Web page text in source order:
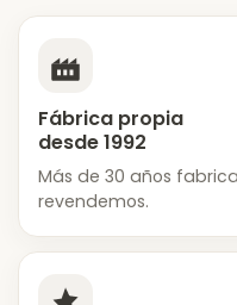
Fábrica propia
desde 1992
Más de 30 años
revendemos.